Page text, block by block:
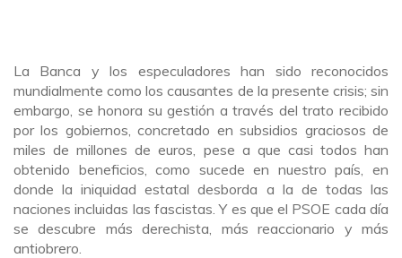
La Banca y los especuladores han sido reconocidos
mundialmente como los causantes de la presente crisis; sin
embargo, se honora su gestión a través del trato recibido
por los gobiernos, concretado en subsidios graciosos de
miles de millones de euros, pese a que casi todos han
obtenido beneficios, como sucede en nuestro país, en
donde la iniquidad estatal desborda a la de todas las
naciones incluidas las fascistas. Y es que el PSOE cada día
se descubre más derechista, más reaccionario y más
antiobrero.